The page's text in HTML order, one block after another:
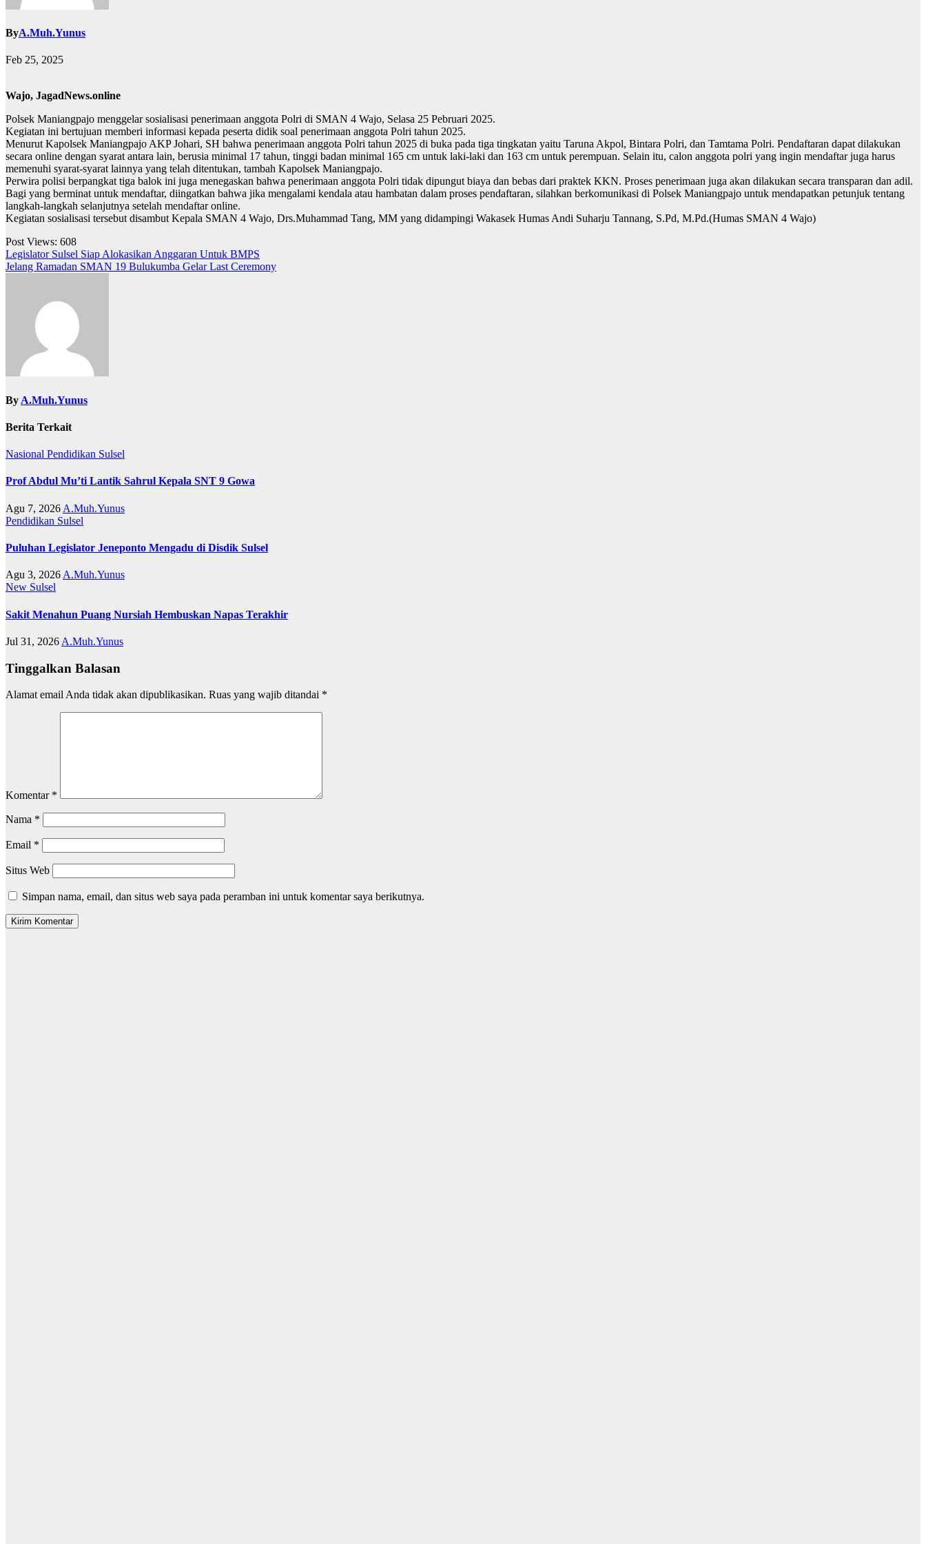
ByA.Muh.Yunus
Feb 25, 2025
Wajo, JagadNews.online
Polsek Maniangpajo menggelar sosialisasi penerimaan anggota Polri di SMAN 4 Wajo, Selasa 25 Pebruari 2025.
Kegiatan ini bertujuan memberi informasi kepada peserta didik soal penerimaan anggota Polri tahun 2025.
Menurut Kapolsek Maniangpajo AKP Johari, SH bahwa penerimaan anggota Polri tahun 2025 di buka pada tiga tingkatan yaitu Taruna Akpol, Bintara Polri, dan Tamtama Polri. Pendaftaran dapat dilakukan
secara online dengan syarat antara lain, berusia minimal 17 tahun, tinggi badan minimal 165 cm untuk laki-laki dan 163 cm untuk perempuan. Selain itu, calon anggota polri yang ingin mendaftar juga harus
memenuhi syarat-syarat lainnya yang telah ditentukan, tambah Kapolsek Maniangpajo.
Perwira polisi berpangkat tiga balok ini juga menegaskan bahwa penerimaan anggota Polri tidak dipungut biaya dan bebas dari praktek KKN. Proses penerimaan juga akan dilakukan secara transparan dan adil.
Bagi yang berminat untuk mendaftar, diingatkan bahwa jika mengalami kendala atau hambatan dalam proses pendaftaran, silahkan berkomunikasi di Polsek Maniangpajo untuk mendapatkan petunjuk tentang
langkah-langkah selanjutnya setelah mendaftar online.
Kegiatan sosialisasi tersebut disambut Kepala SMAN 4 Wajo, Drs.Muhammad Tang, MM yang didampingi Wakasek Humas Andi Suharju Tannang, S.Pd, M.Pd.(Humas SMAN 4 Wajo)
Post Views: 608
Navigasi
pos
Legislator Sulsel Siap Alokasikan Anggaran Untuk BMPS
Jelang Ramadan SMAN 19 Bulukumba Gelar Last Ceremony
By A.Muh.Yunus
Berita Terkait
Nasional Pendidikan Sulsel
Prof Abdul Mu’ti Lantik Sahrul Kepala SNT 9 Gowa
Agu 7, 2026 A.Muh.Yunus
Pendidikan Sulsel
Puluhan Legislator Jeneponto Mengadu di Disdik Sulsel
Agu 3, 2026 A.Muh.Yunus
New Sulsel
Sakit Menahun Puang Nursiah Hembuskan Napas Terakhir
Jul 31, 2026 A.Muh.Yunus
Tinggalkan Balasan
Alamat email Anda tidak akan dipublikasikan. Ruas yang wajib ditandai *
Komentar *
Nama *
Email *
Situs Web
Simpan nama, email, dan situs web saya pada peramban ini untuk komentar saya berikutnya.